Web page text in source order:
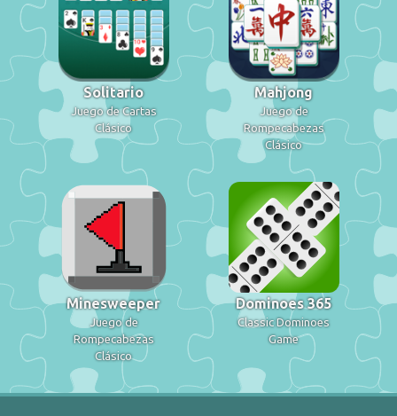
Solitario
Juego de Cartas
Clásico
Mahjong
Juego de
Rompecabezas
Clásico
Minesweeper
Juego de
Rompecabezas
Clásico
Dominoes 365
Classic Dominoes
Game